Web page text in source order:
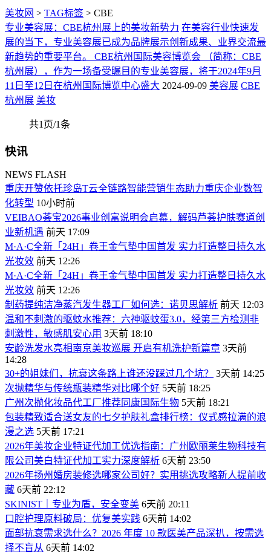
美妆网 > TAG标签 > CBE
专业美容展：CBE杭州展上的美妆新势力 在美容行业快速发
展的当下，专业美容展已成为品牌展示创新成果、业界交流最
新趋势的重要平台。 CBE杭州国际美容博览会 （简称：CBE
杭州展），作为一场备受瞩目的专业美容展，将于2024年9月
11日至12日在杭州国际博览中心盛大 2024-09-09 美容展 CBE
杭州展 美妆
共1页/1条
快讯
NEWS FLASH
重庆开赞依托珍岛T云全链路智能营销生态助力重庆企业数智
化转型 10小时前
VEIBAO荟宝2026事业创富说明会启幕，解码芦荟护肤赛道创
业新机遇 前天 17:09
M·A·C全新「24H」卷王金气垫中国首发 实力打造整日持久水
光妆效 前天 12:26
M·A·C全新「24H」卷王金气垫中国首发 实力打造整日持久水
光妆效 前天 12:26
制药提纯洁净蒸汽发生器工厂如何选：诺贝思解析 前天 12:03
温和不刺激的驱蚊水推荐：六神驱蚊蛋3.0，经第三方检测非
刺激性，敏感肌安心用 3天前 18:10
安龄洗发水亮相南京美妆巡展 开启有机洗护新篇章 3天前
14:28
30+的姐妹们，抗衰这条路上谁还没踩过几个坑？
3天前 14:25
次抛精华与传统瓶装精华对比哪个好 5天前 18:25
广州次抛化妆品代工厂推荐同康国际生物 5天前 18:21
包装精致适合送女友的七夕护肤礼盒排行榜：仪式感拉满的浪
漫之选 5天前 17:21
2026年美妆企业特证代加工优选指南：广州欧丽莱生物科技有
限公司美白特证代加工实力深度解析 6天前 23:50
2026年扬州婚房装修选哪家公司好？实用挑选攻略新人提前收
藏 6天前 22:12
SKINIST｜专业为盾，安全变美 6天前 20:11
口腔护理原料破局：优复美实践 6天前 14:02
面部抗衰需求选什么？2026 年度 10 款医美产品深扒，按需选
择不盲从 6天前 14:02